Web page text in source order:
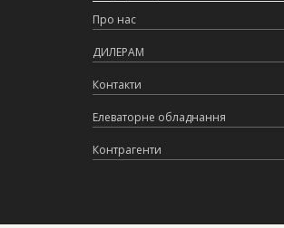
Про нас
ДИЛЕРАМ
Контакти
Елеваторне обладнання
Контрагенти